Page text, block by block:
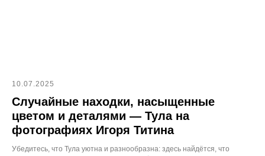
10.07.2025
Случайные находки, насыщенные
цветом и деталями — Тула на
фотографиях Игоря Титина
Убедитесь, что Тула уютна и разнообразна: здесь найдётся, что